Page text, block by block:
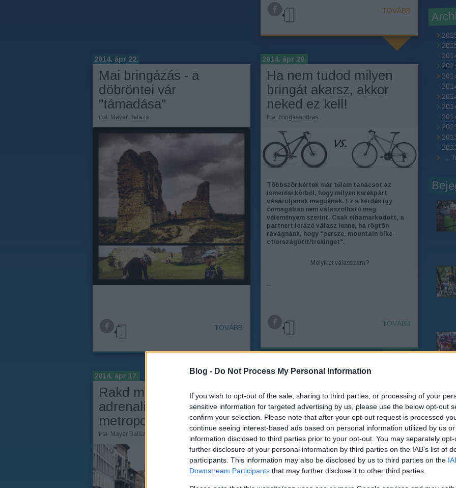
Blog - Do Not Process My Personal Information
If you wish to opt-out of the sale, sharing to third parties, or processing of your
sensitive information for targeted advertising by us, please use the below opt-out
confirm your selection. Please note that after your opt-out request is processed
continue seeing interest-based ads based on personal information utilized by us
information disclosed to third parties prior to your opt-out. You may separately
further disclosure of your personal information by third parties on the IAB’s list of
participants. This information may also be disclosed by us to third parties on the
Downstream Participants that may further disclose it to other third parties.
TOVÁBB
2014. ápr 20.
Ha nem tudod milyen
bringát akarsz, akkor
neked ez kell!
írta: bringasandras
Többször kértek már tőlem tanácsot az
ismerősi körből, hogy milyen kerékpárt
vásároljanak maguknak. Ez a kérdés így
önmagában nem válaszolható meg
véleményem szerint. Csak elhamarkodott, a
partnert lerázó válasz lenne, ha rögtön
rávágnánk, hogy "persze, mountain bike-
ot/országútit/trekinget".
Melyiket válasszam?
TOVÁBB
2014. ápr 14.
mountain bike
maratonra - I.
írta:bringasandras
2014. ápr 22.
Mai bringázás - a
döbröntei vár
"támadása"
írta: Mayer Balázs
TOVÁBB
2014. ápr 17.
Rakd meg a városban! –
adrenalinszörf a
metropoliszban
írta: Mayer Balázs
...